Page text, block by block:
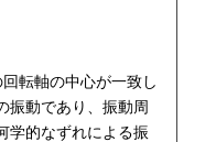
転軸の中心が一致し
振動であり、振動周
学的なずれによる振